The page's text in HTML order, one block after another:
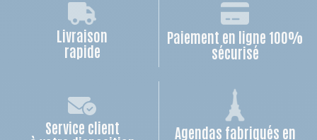
Livraison
rapide
Paiement en ligne 100%
sécurisé
Service client
Agendas fabriqués en